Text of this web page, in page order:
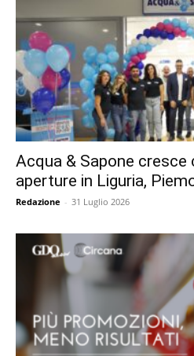
Acqua & Sapone cresce
aperture in Liguria,
Redazione - 31 Luglio 2026